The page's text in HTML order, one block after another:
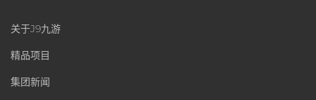
关于J9九游
精品项目
集团新闻